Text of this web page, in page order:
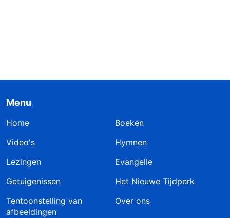
Menu
Home
Boeken
Video's
Hymnen
Lezingen
Evangelie
Getuigenissen
Het Nieuwe Tijdperk
Tentoonstelling van
afbeeldingen
Over ons